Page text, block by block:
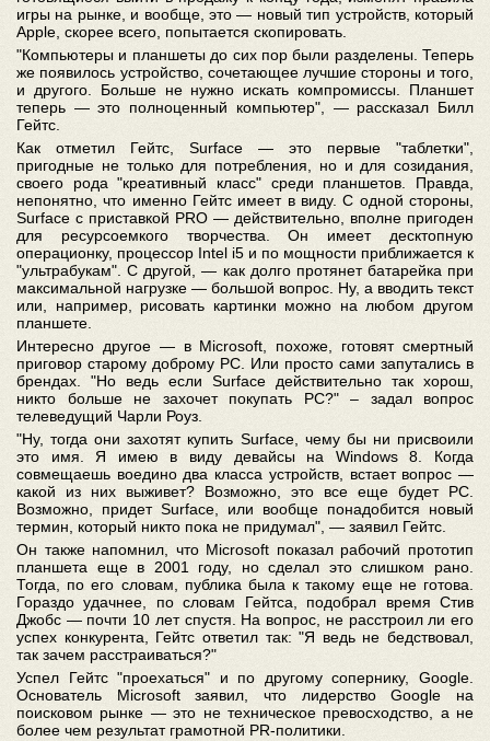
игры на рынке, и вообще, это — новый тип устройств, который
Apple, скорее всего, попытается скопировать.
"Компьютеры и планшеты до сих пор были разделены. Теперь
же появилось устройство, сочетающее лучшие стороны и того,
и другого. Больше не нужно искать компромиссы. Планшет
теперь — это полноценный компьютер", — рассказал Билл
Гейтс.
Как отметил Гейтс, Surface — это первые "таблетки",
пригодные не только для потребления, но и для созидания,
своего рода "креативный класс" среди планшетов. Правда,
непонятно, что именно Гейтс имеет в виду. С одной стороны,
Surface с приставкой PRO — действительно, вполне пригоден
для ресурсоемкого творчества. Он имеет десктопную
операционку, процессор Intel i5 и по мощности приближается к
"ультрабукам". С другой, — как долго протянет батарейка при
максимальной нагрузке — большой вопрос. Ну, а вводить текст
или, например, рисовать картинки можно на любом другом
планшете.
Интересно другое — в Microsoft, похоже, готовят смертный
приговор старому доброму PC. Или просто сами запутались в
брендах. "Но ведь если Surface действительно так хорош,
никто больше не захочет покупать PC?" – задал вопрос
телеведущий Чарли Роуз.
"Ну, тогда они захотят купить Surface, чему бы ни присвоили
это имя. Я имею в виду девайсы на Windows 8. Когда
совмещаешь воедино два класса устройств, встает вопрос —
какой из них выживет? Возможно, это все еще будет PC.
Возможно, придет Surface, или вообще понадобится новый
термин, который никто пока не придумал", — заявил Гейтс.
Он также напомнил, что Microsoft показал рабочий прототип
планшета еще в 2001 году, но сделал это слишком рано.
Тогда, по его словам, публика была к такому еще не готова.
Гораздо удачнее, по словам Гейтса, подобрал время Стив
Джобс — почти 10 лет спустя. На вопрос, не расстроил ли его
успех конкурента, Гейтс ответил так: "Я ведь не бедствовал,
так зачем расстраиваться?"
Успел Гейтс "проехаться" и по другому сопернику, Google.
Основатель Microsoft заявил, что лидерство Google на
поисковом рынке — это не техническое превосходство, а не
более чем результат грамотной PR-политики.